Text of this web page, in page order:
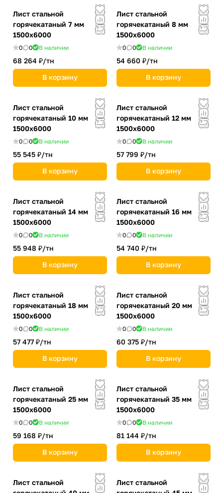
Лист стальной
горячекатаный 7 мм
1500х6000
0 0 В наличии
68 264 ₽/тн
В корзину
Лист стальной
горячекатаный 8 мм
1500х6000
0 0 В наличии
54 660 ₽/тн
В корзину
Лист стальной
горячекатаный 10 мм
1500х6000
0 0 В наличии
55 545 ₽/тн
В корзину
Лист стальной
горячекатаный 12 мм
1500х6000
0 0 В наличии
57 799 ₽/тн
В корзину
Лист стальной
горячекатаный 14 мм
1500х6000
0 0 В наличии
55 948 ₽/тн
В корзину
Лист стальной
горячекатаный 16 мм
1500х6000
0 0 В наличии
54 740 ₽/тн
В корзину
Лист стальной
горячекатаный 18 мм
1500х6000
0 0 В наличии
57 477 ₽/тн
В корзину
Лист стальной
горячекатаный 20 мм
1500х6000
0 0 В наличии
60 375 ₽/тн
В корзину
Лист стальной
горячекатаный 25 мм
1500х6000
0 0 В наличии
59 168 ₽/тн
В корзину
Лист стальной
горячекатаный 35 мм
1500х6000
0 0 В наличии
81 144 ₽/тн
В корзину
Лист стальной
Лист стальной